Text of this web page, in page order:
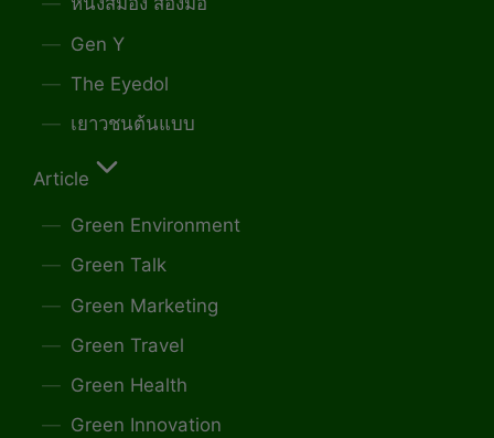
Gen Y
The Eyedol
เยาวชนต้นแบบ
Article
Green Environment
Green Talk
Green Marketing
Green Travel
Green Health
Green Innovation